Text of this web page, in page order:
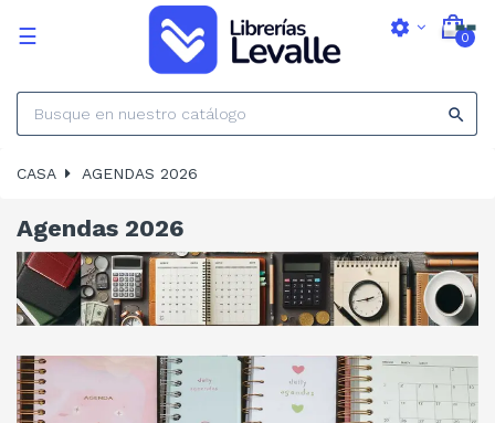

settings 0
Navegación
☰
CASA AGENDAS 2026
Agendas 2026